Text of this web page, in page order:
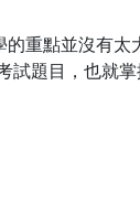
重點並沒有
題目，也就掌